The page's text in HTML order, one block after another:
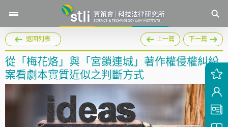
返回列表 上一篇 下一篇
從「梅花烙」與「宮鎖連城」著作權侵權糾紛
案看劇本實質近似之判斷方式